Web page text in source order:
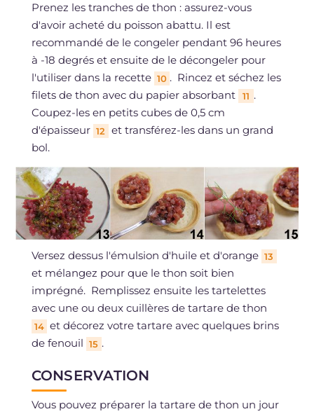
Prenez les tranches de thon : assurez-vous
d'avoir acheté du poisson abattu. Il est
recommandé de le congeler pendant 96 heures
à -18 degrés et ensuite de le décongeler pour
l'utiliser dans la recette 10 . Rincez et séchez les
filets de thon avec du papier absorbant
11 .
Coupez-les en petits cubes de 0,5 cm
d'épaisseur 12
et transférez-les dans un grand
bol.
Versez dessus l'émulsion d'huile et d'orange 13
et mélangez pour que le thon soit bien
imprégné. Remplissez ensuite les tartelettes
avec une ou deux cuillères de tartare de thon
14 et décorez votre tartare avec quelques brins
de fenouil 15 .
CONSERVATION
Vous pouvez préparer la tartare de thon un jour